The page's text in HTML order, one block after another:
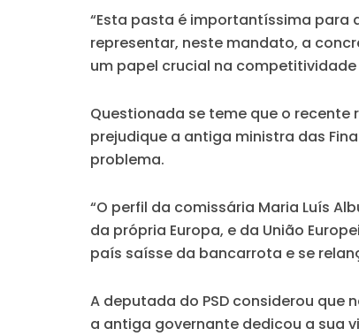
“Esta pasta é importantíssima para
representar, neste mandato, a
um papel crucial na
Questionada se teme que o recente
prejudique a antiga ministra das
problema.
“O perfil da comissária Maria Luís
da própria Europa, e da União
país saísse da bancarrota e se
A deputada do PSD considerou que
a antiga governante dedicou a sua